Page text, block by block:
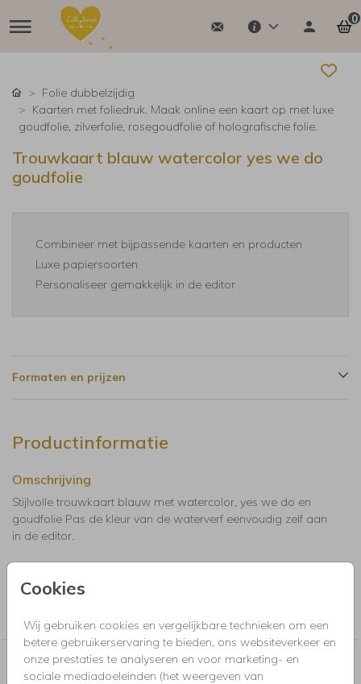
0
Cookies
Wij gebruiken cookies en vergelijkbare technieken om een
betere gebruikerservaring te bieden, ons websiteverkeer en
onze prestaties te analyseren en voor marketing- en
sociale mediadoeleinden (het weergeven van
Folie dubbelzijdig
Kaarten met foliedruk. Maak online een kaart op met luxe
goudfolie, zilverfolie, rosegoudfolie of holografische folie.
Trouwkaart blauw watercolor yes we do
goudfolie
Combineer met bijpassende kaarten en producten
Luxe papiersoorten
Personaliseer gemakkelijk in de editor
Formaten en prijzen
Productinformatie
Omschrijving
Stijlvolle trouwkaart blauw met watercolor, yes we do en
goudfolie Pas de kleur van de waterverf eenvoudig zelf aan
in de editor.
Collectie
Nog meer in deze stijl voor jou